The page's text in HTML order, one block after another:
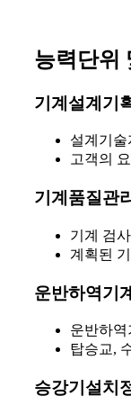
능력단위
기계설계기
설계기
고객의
기계품질관리
기계 검
계획된
운반하역기
운반하
탑승교,
승강기설치